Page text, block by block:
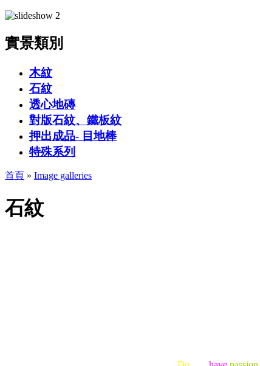
實景類別
木紋
石紋
透心地磚
對版石紋、鐵板紋
押出成品- 目地棒
特殊系列
首頁 » Image galleries
石紋